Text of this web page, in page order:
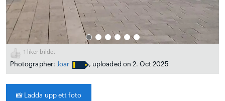
1 liker bildet
Photographer: Joar , uploaded on 2. Oct 2025
📸 Ladda upp ett foto